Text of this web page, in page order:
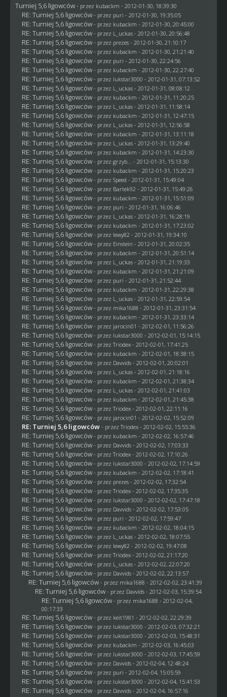
Turniej 5,6 ligowców - przez kubackm - 2012-01-30, 18:39:30
RE: Turniej 5,6 ligowców - przez puri - 2012-01-30, 19:35:05
RE: Turniej 5,6 ligowców - przez kubackm - 2012-01-30, 20:45:00
RE: Turniej 5,6 ligowców - przez L_uckas- 2012-01-30, 20:56:48
RE: Turniej 5,6 ligowców - przez prezes- 2012-01-30, 21:10:17
RE: Turniej 5,6 ligowców - przez kubackm - 2012-01-30, 21:21:40
RE: Turniej 5,6 ligowców - przez puri - 2012-01-30, 22:24:56
RE: Turniej 5,6 ligowców - przez kubackm - 2012-01-30, 22:27:40
RE: Turniej 5,6 ligowców - przez lukstar3000 - 2012-01-31, 07:13:52
RE: Turniej 5,6 ligowców - przez L_uckas- 2012-01-31, 08:08:12
RE: Turniej 5,6 ligowców - przez kubackm - 2012-01-31, 11:20:25
RE: Turniej 5,6 ligowców - przez L_uckas- 2012-01-31, 11:58:14
RE: Turniej 5,6 ligowców - przez kubackm - 2012-01-31, 12:47:15
RE: Turniej 5,6 ligowców - przez L_uckas- 2012-01-31, 12:56:58
RE: Turniej 5,6 ligowców - przez kubackm - 2012-01-31, 13:11:18
RE: Turniej 5,6 ligowców - przez L_uckas- 2012-01-31, 13:29:40
RE: Turniej 5,6 ligowców - przez kubackm - 2012-01-31, 14:23:30
RE: Turniej 5,6 ligowców - przez grzyb... - 2012-01-31, 15:13:30
RE: Turniej 5,6 ligowców - przez kubackm - 2012-01-31, 15:20:23
RE: Turniej 5,6 ligowców - przez Speed - 2012-01-31, 15:49:04
RE: Turniej 5,6 ligowców - przez Bartek92 - 2012-01-31, 15:49:26
RE: Turniej 5,6 ligowców - przez kubackm - 2012-01-31, 15:51:09
RE: Turniej 5,6 ligowców - przez puri - 2012-01-31, 16:06:46
RE: Turniej 5,6 ligowców - przez L_uckas- 2012-01-31, 16:28:19
RE: Turniej 5,6 ligowców - przez kubackm - 2012-01-31, 17:23:02
RE: Turniej 5,6 ligowców - przez lewy82 - 2012-01-31, 19:34:10
RE: Turniej 5,6 ligowców - przez Einstein - 2012-01-31, 20:02:35
RE: Turniej 5,6 ligowców - przez kubackm - 2012-01-31, 20:51:14
RE: Turniej 5,6 ligowców - przez L_uckas- 2012-01-31, 21:19:33
RE: Turniej 5,6 ligowców - przez kubackm - 2012-01-31, 21:21:09
RE: Turniej 5,6 ligowców - przez puri - 2012-01-31, 21:52:44
RE: Turniej 5,6 ligowców - przez kubackm - 2012-01-31, 22:29:38
RE: Turniej 5,6 ligowców - przez L_uckas- 2012-01-31, 22:59:54
RE: Turniej 5,6 ligowców - przez mika1688 - 2012-01-31, 23:31:54
RE: Turniej 5,6 ligowców - przez kubackm - 2012-01-31, 23:33:14
RE: Turniej 5,6 ligowców - przez jarocin01 - 2012-02-01, 11:56:26
RE: Turniej 5,6 ligowców - przez lukstar3000 - 2012-02-01, 15:14:15
RE: Turniej 5,6 ligowców - przezTriodex- 2012-02-01, 17:41:25
RE: Turniej 5,6 ligowców - przez kubackm - 2012-02-01, 18:38:15
RE: Turniej 5,6 ligowców - przez Davvids- 2012-02-01, 20:02:01
RE: Turniej 5,6 ligowców - przez L_uckas- 2012-02-01, 21:18:16
RE: Turniej 5,6 ligowców - przez kubackm - 2012-02-01, 21:38:34
RE: Turniej 5,6 ligowców - przez L_uckas- 2012-02-01, 21:41:03
RE: Turniej 5,6 ligowców - przez kubackm - 2012-02-01, 21:45:38
RE: Turniej 5,6 ligowców - przezTriodex- 2012-02-01, 22:11:16
RE: Turniej 5,6 ligowców - przez jarocin01 - 2012-02-02, 15:52:09
RE: Turniej 5,6 ligowców - przezTriodex- 2012-02-02, 15:55:36
RE: Turniej 5,6 ligowców - przez kubackm - 2012-02-02, 16:57:46
RE: Turniej 5,6 ligowców - przez Davvids- 2012-02-02, 17:03:33
RE: Turniej 5,6 ligowców - przezTriodex- 2012-02-02, 17:10:26
RE: Turniej 5,6 ligowców - przez lukstar3000 - 2012-02-02, 17:14:59
RE: Turniej 5,6 ligowców - przez kubackm - 2012-02-02, 17:18:41
RE: Turniej 5,6 ligowców - przez prezes- 2012-02-02, 17:32:54
RE: Turniej 5,6 ligowców - przezTriodex- 2012-02-02, 17:35:35
RE: Turniej 5,6 ligowców - przez lukstar3000 - 2012-02-02, 17:47:18
RE: Turniej 5,6 ligowców - przez Davvids- 2012-02-02, 17:53:05
RE: Turniej 5,6 ligowców - przez puri - 2012-02-02, 17:59:47
RE: Turniej 5,6 ligowców - przez kubackm - 2012-02-02, 18:04:15
RE: Turniej 5,6 ligowców - przez L_uckas- 2012-02-02, 18:07:55
RE: Turniej 5,6 ligowców - przez lewy82 - 2012-02-02, 19:47:08
RE: Turniej 5,6 ligowców - przezTriodex- 2012-02-02, 21:17:20
RE: Turniej 5,6 ligowców - przez L_uckas- 2012-02-02, 22:07:20
RE: Turniej 5,6 ligowców - przez Davvids- 2012-02-02, 22:13:57
RE: Turniej 5,6 ligowców - przez mika1688 - 2012-02-02, 23:41:39
RE: Turniej 5,6 ligowców - przez Davvids- 2012-02-03, 15:39:54
RE: Turniej 5,6 ligowców - przez mika1688 - 2012-02-04,
00:17:33
RE: Turniej 5,6 ligowców - przez keit1981 - 2012-02-02, 22:29:39
RE: Turniej 5,6 ligowców - przez lukstar3000 - 2012-02-03, 07:32:21
RE: Turniej 5,6 ligowców - przez lukstar3000 - 2012-02-03, 15:48:31
RE: Turniej 5,6 ligowców - przez kubackm - 2012-02-03, 16:45:03
RE: Turniej 5,6 ligowców - przez lukstar3000 - 2012-02-03, 17:45:59
RE: Turniej 5,6 ligowców - przez Davvids- 2012-02-04, 12:48:24
RE: Turniej 5,6 ligowców - przez puri - 2012-02-04, 15:05:59
RE: Turniej 5,6 ligowców - przez lukstar3000 - 2012-02-04, 15:41:53
RE: Turniej 5,6 ligowców - przez Davvids- 2012-02-04, 16:57:16